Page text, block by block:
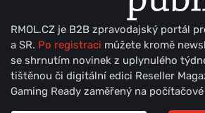
RMOL.CZ je B2B zpravodajský portál
a SR. Po registraci můžete kromě
se shrnutím novinek z uplynulého
tištěnou či digitální edici Reseller
Gaming Ready zaměřený na